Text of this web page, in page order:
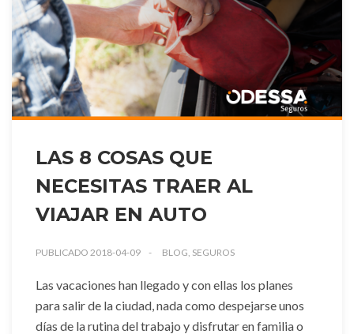
LAS 8 COSAS QUE
NECESITAS TRAER AL
VIAJAR EN AUTO
PUBLICADO 2018-04-09 BLOG, SEGUROS
Las vacaciones han llegado y con ellas los planes
para salir de la ciudad, nada como despejarse unos
días de la rutina del trabajo y disfrutar en familia o